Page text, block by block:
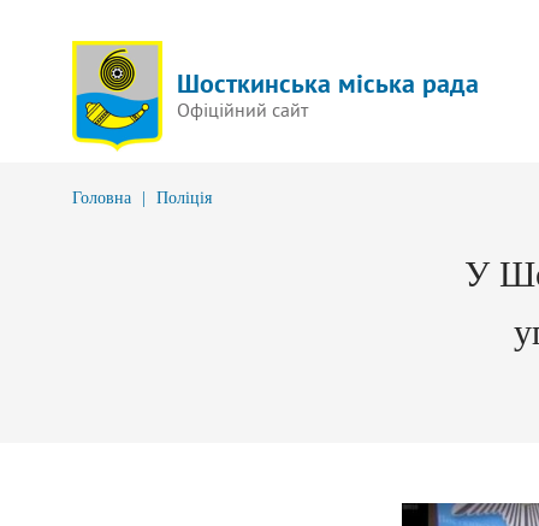
Шосткинська міська рада
Офіційний сайт
Головна Поліція
У